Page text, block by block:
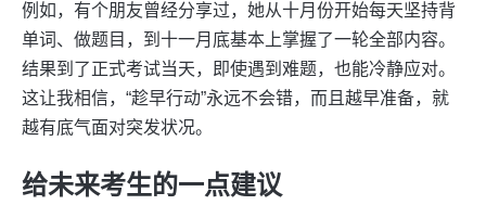
例如，有个朋友曾经分享过，她从十月份开始每天坚持背
单词、做题目，到十一月底基本上掌握了一轮全部内容。
结果到了正式考试当天，即使遇到难题，也能冷静应对。
这让我相信，“趁早行动”永远不会错，而且越早准备，就
越有底气面对突发状况。
给未来考生的一点建议